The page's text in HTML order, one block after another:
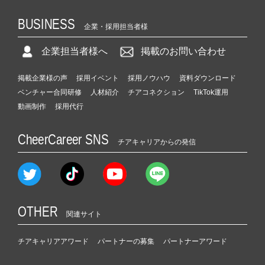
BUSINESS 企業・採用担当者様
企業担当者様へ 掲載のお問い合わせ
掲載企業様の声 採用イベント 採用ノウハウ
資料ダウンロード
ベンチャー合同研修
人材紹介 チアコネクション
TikTok運用
動画制作
採用代行
CheerCareer SNS チアキャリアからの発信
OTHER 関連サイト
チアキャリアアワード パートナーの募集 パートナーアワード